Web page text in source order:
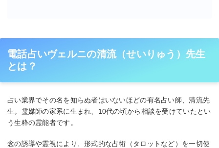
電話占いヴェルニの清流（せいりゅう）先生
とは？
占い業界でその名を知らぬ者はいないほどの有名占い師、清流先
生。霊媒師の家系に生まれ、10代の頃から相談を受けていたとい
う生粋の霊能者です。
念の誘導や霊視により、形式的な占術（タロットなど）を一切使